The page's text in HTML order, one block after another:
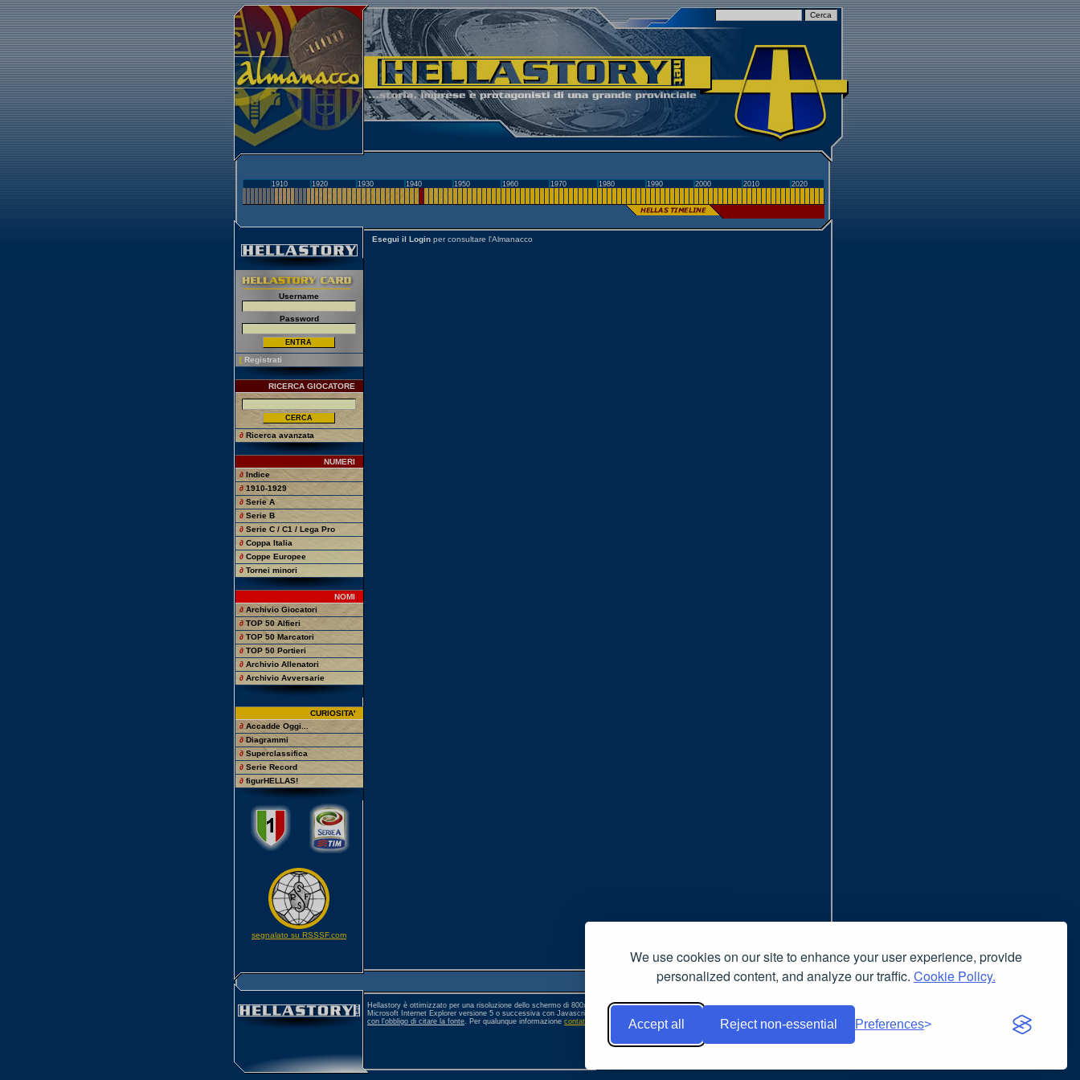
We use cookies on our site to enhance your user experience, provide
personalized content, and analyze our traffic. Cookie Policy.
Accept all Reject non-essential Preferences
1910 1920 1930 1940 1950 1960 1970 1980 1990 2000 2010 2020
Username
Password
[ Registrati
RICERCA GIOCATORE
∂ Ricerca avanzata
NUMERI
∂ Indice
∂ 1910-1929
∂ Serie A
∂ Serie B
∂ Serie C / C1 / Lega Pro
∂ Coppa Italia
∂ Coppe Europee
∂ Tornei minori
NOMI
∂ Archivio Giocatori
∂ TOP 50 Alfieri
∂ TOP 50 Marcatori
∂ TOP 50 Portieri
∂ Archivio Allenatori
∂ Archivio Avversarie
CURIOSITA'
∂ Accadde Oggi...
∂ Diagrammi
∂ Superclassifica
∂ Serie Record
∂ figurHELLAS!
segnalato su RSSSF.com
Esegui il Login per consultare l'Almanacco
Hellastory è ottimizzato per una risoluzione dello schermo di 800x600 pixel. Per una corretta visione si consiglia l'uso del browser
Microsoft Internet Explorer versione 5 o successiva con Javascript, Popup e Cookies abilitati. Ogni contenuto è liberamente riproducibile
con l'obbligo di citare la fonte. Per qualunque informazione contattateci